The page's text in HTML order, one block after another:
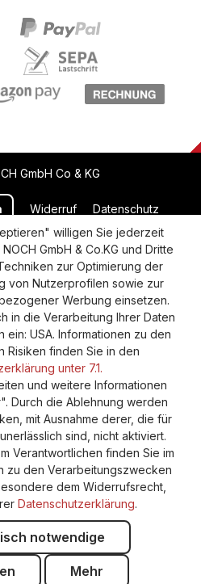
GmbH Co & KG
Widerruf Datenschutz
AGB
Impressum
Barrierefreiheitserklärung
willigen Sie jederzeit
GmbH & Co.KG und Dritte
zur Optimierung der
von Nutzerprofilen sowie zur
Werbung einsetzen.
in die Verarbeitung Ihrer Daten
ein: USA. Informationen zu den
Risiken finden Sie in den
unter 7.1.
und weitere Informationen
Durch die Ablehnung werden
mit Ausnahme derer, die für
sind, nicht aktiviert.
Verantwortlichen finden Sie im
zu den Verarbeitungszwecken
dem Widerrufsrecht,
Datenschutzerklärung.
notwendige
Mehr